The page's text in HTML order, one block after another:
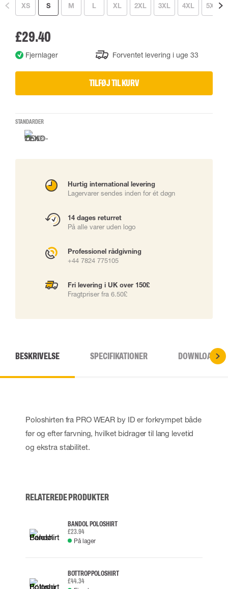
XS S M L XL 2XL 3XL 4XL 5XL
£29.40
Fjernlager Forventet levering i uge 33
TILFØJ TIL KURV
STANDARDER
Hurtig international levering
Lagervarer sendes inden for ét døgn
14 dages returret
På alle varer uden logo
Professionel rådgivning
+44 7824 775105
Fri levering i UK over 150£
Fragtpriser fra 6.50£
BESKRIVELSE SPECIFIKATIONER DOWNLOADS
Poloshirten fra PRO WEAR by ID er forkrympet både
før og efter farvning, hvilket bidrager til lang levetid
og ekstra stabilitet.
RELATEREDE PRODUKTER
BANDOL POLOSHIRT
£23.94
På lager
BOTTROP POLOSHIRT
£44.34